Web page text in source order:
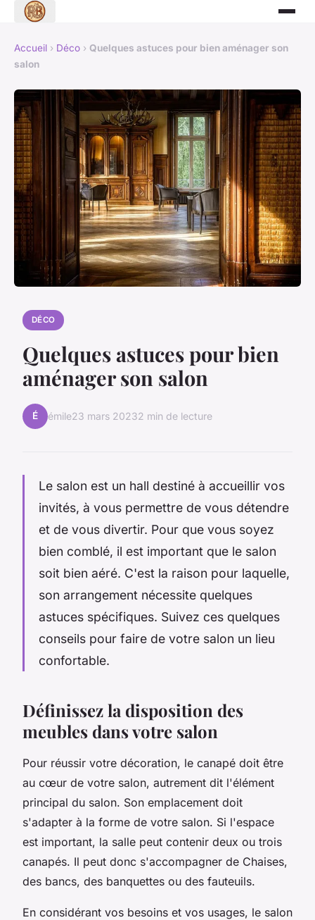
Accueil › Déco › Quelques astuces pour bien aménager son
salon
DÉCO
Quelques astuces pour bien
aménager son salon
É émile23 mars 20232 min de lecture
Le salon est un hall destiné à accueillir vos
invités, à vous permettre de vous détendre
et de vous divertir. Pour que vous soyez
bien comblé, il est important que le salon
soit bien aéré. C'est la raison pour laquelle,
son arrangement nécessite quelques
astuces spécifiques. Suivez ces quelques
conseils pour faire de votre salon un lieu
confortable.
Définissez la disposition des
meubles dans votre salon
Pour réussir votre décoration, le canapé doit être
au cœur de votre salon, autrement dit l'élément
principal du salon. Son emplacement doit
s'adapter à la forme de votre salon. Si l'espace
est important, la salle peut contenir deux ou trois
canapés. Il peut donc s'accompagner de Chaises,
des bancs, des banquettes ou des fauteuils.
En considérant vos besoins et vos usages, le salon